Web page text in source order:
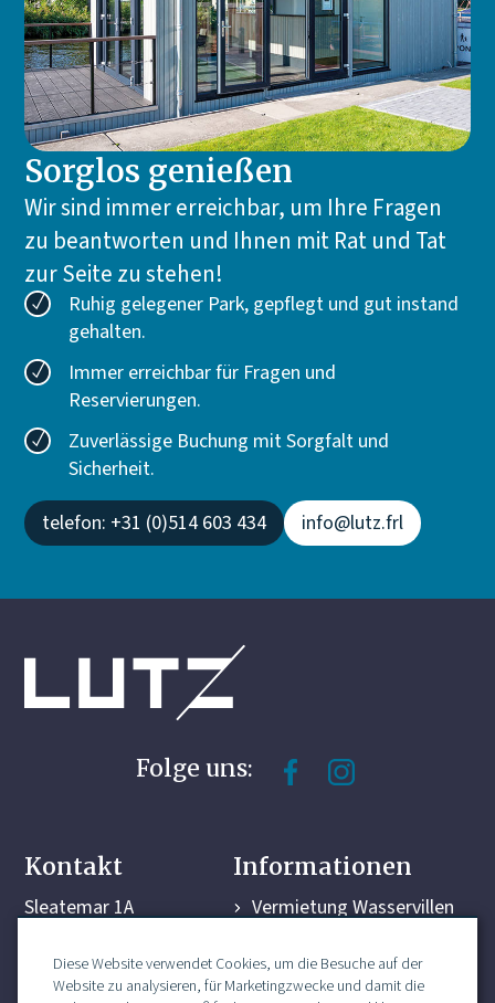
Küche
Geschirrspüler
Nespresso Pixie Kaffeemaschine
Inventum Heißwasserspender
Toaster
Multifunktions-Backofen
Kühl-Gefrierkombination
Induktionskochfeld
Außerhalb
Terrassenbelag am Wasser
Terrassenmöbel
Loungeset
Sonnenschirm
Bootsanleger
Fahrradabstellraum zugänglich
geschlossener Garten
Sorglos genießen
Wir sind immer erreichbar, um Ihre Fragen
zu beantworten und Ihnen mit Rat und Tat
zur Seite zu stehen!
Ruhig gelegener Park, gepflegt und gut instand
gehalten.
Immer erreichbar für Fragen und
Reservierungen.
Zuverlässige Buchung mit Sorgfalt und
Sicherheit.
telefon: +31 (0)514 603 434
info@lutz.frl
Folge uns:
Kontakt
Sleatemar 1A
+31 (0)514 60 3434
info@lutz.frl
Informationen
Vermietung Wasservillen
Bootsverleih
Nützliche Informationen
Diese Website verwendet Cookies, um die Besuche auf der
Website zu analysieren, für Marketingzwecke und damit die